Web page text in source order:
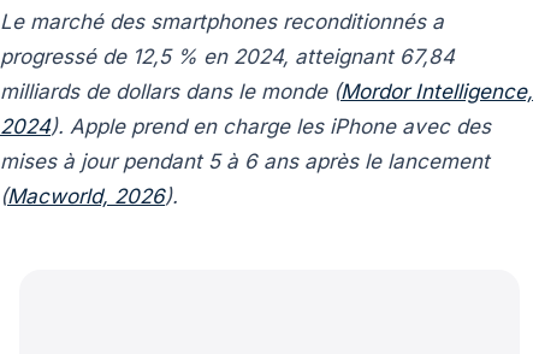
Le marché des smartphones reconditionnés a
progressé de 12,5 % en 2024, atteignant 67,84
milliards de dollars dans le monde (Mordor Intelligence,
2024). Apple prend en charge les iPhone avec des
mises à jour pendant 5 à 6 ans après le lancement
(Macworld, 2026).